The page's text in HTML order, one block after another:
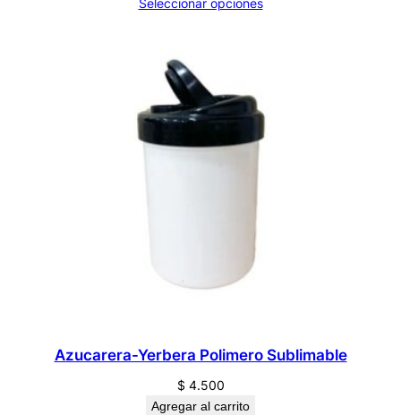
Seleccionar opciones
Azucarera-Yerbera Polimero Sublimable
$4.500
Agregar al carrito